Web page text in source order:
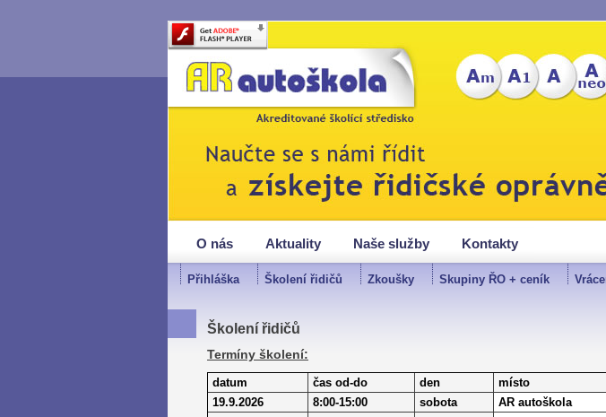
O nás Aktuality Naše služby Kontakty
Přihláška Školení řidičů Zkoušky Skupiny ŘO + ceník
Školení řidičů
Termíny školení:
datum čas od-do den místo
19.9.2026
8:00-15:00 sobota AR autoškola